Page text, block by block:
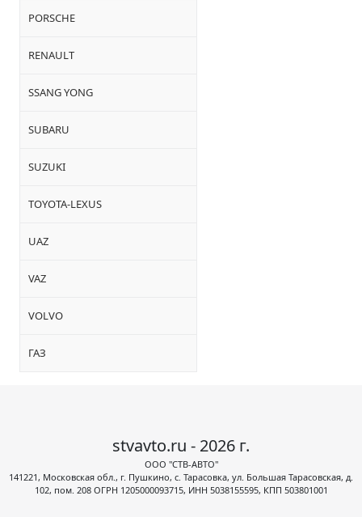
PORSCHE
RENAULT
SSANG YONG
SUBARU
SUZUKI
TOYOTA-LEXUS
UAZ
VAZ
VOLVO
ГАЗ
stvavto.ru - 2026 г.
ООО "СТВ-АВТО"
141221, Московская обл., г. Пушкино, с. Тарасовка, ул. Большая Тарасовская, д.
102, пом. 208 ОГРН 1205000093715, ИНН 5038155595, КПП 503801001